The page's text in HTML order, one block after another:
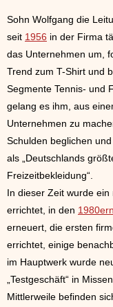
Sohn Wolfgang die
seit 1956 in der Firma
das Unternehmen um,
Trend zum T-Shirt und
Segmente Tennis- und
gelang es ihm, aus
Unternehmen zu
Schulden beglichen
als „Deutschlands
Freizeitbekleidung“.
In dieser Zeit wurde
errichtet, in den 1980ern
erneuert, die ersten
errichtet, einige
im Hauptwerk wurde
„Testgeschäft“ in
Mittlerweile befinden